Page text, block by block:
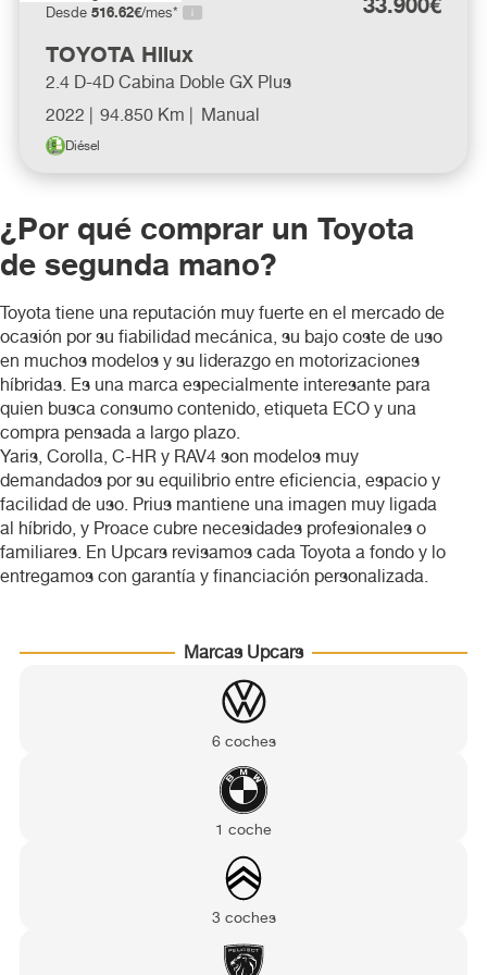
Opel
Peugeot
santana
Seat
Skoda
Toyota
Volkswagen
Volvo
Desde 516.62€/mes*
TOYOTA Hilux
2.4 D-4D Cabina Doble GX Plus
2022 | 94.850 Km | Manual
Diésel
¿Por qué comprar un Toyota
de segunda mano?
Toyota tiene una reputación muy fuerte en el mercado de
ocasión por su fiabilidad mecánica, su bajo coste de uso
en muchos modelos y su liderazgo en motorizaciones
híbridas. Es una marca especialmente interesante para
quien busca consumo contenido, etiqueta ECO y una
compra pensada a largo plazo.
Yaris, Corolla, C-HR y RAV4 son modelos muy
demandados por su equilibrio entre eficiencia, espacio y
facilidad de uso. Prius mantiene una imagen muy ligada
al híbrido, y Proace cubre necesidades profesionales o
familiares. En Upcars revisamos cada Toyota a fondo y lo
entregamos con garantía y financiación personalizada.
Marcas Upcars
6 coches
1 coche
3 coches